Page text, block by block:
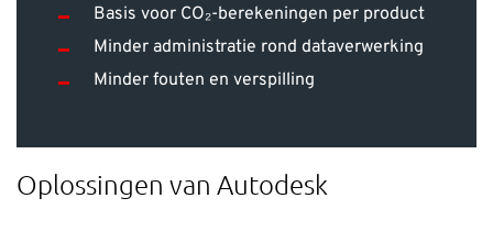
Basis voor CO₂-berekeningen per product
Minder administratie rond dataverwerking
Minder fouten en verspilling
Oplossingen van Autodesk